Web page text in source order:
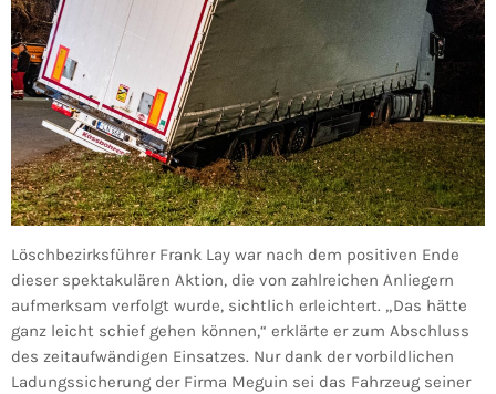
Löschbezirksführer Frank Lay war nach dem positiven Ende
dieser spektakulären Aktion, die von zahlreichen Anliegern
aufmerksam verfolgt wurde, sichtlich erleichtert. „Das hätte
ganz leicht schief gehen können,“ erklärte er zum Abschluss
des zeitaufwändigen Einsatzes. Nur dank der vorbildlichen
Ladungssicherung der Firma Meguin sei das Fahrzeug seiner